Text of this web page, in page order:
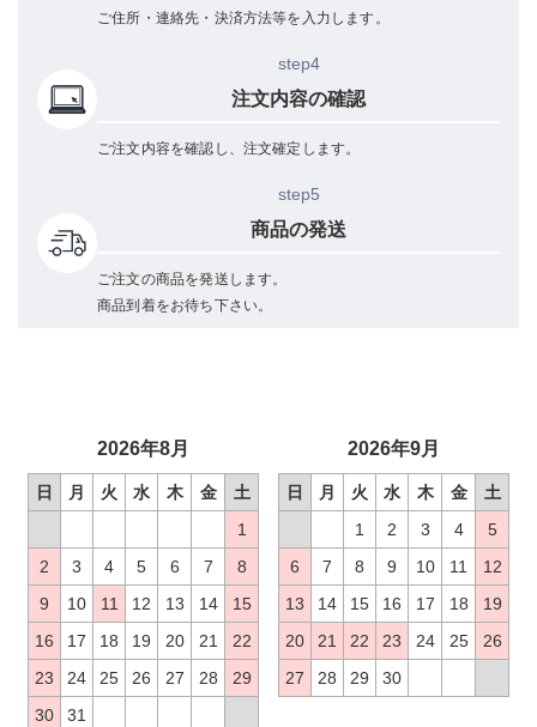
ご住所・連絡先・決済方法等を入力します。
step4
注文内容の確認
ご注文内容を確認し、注文確定します。
step5
商品の発送
ご注文の商品を発送します。
商品到着をお待ち下さい。
2026年8月
日 月 火 水 木 金
土
1
2
3 4 5 6 7
8
9
10 11 12 13 14
15
16
17 18 19 20 21
22
23
24 25 26 27 28
29
30
31
2026年9月
日 月 火 水 木 金
土
1
2 3 4
5
6
7 8 9 10 11
12
13
14 15 16 17 18
19
20
21 22 23 24 25
26
27
28 29 30